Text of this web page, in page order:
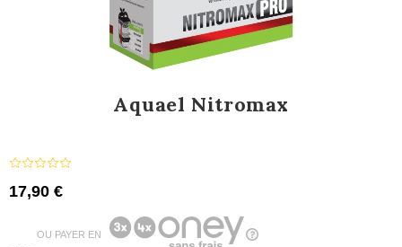
Aquael Nitromax
17,90 €
OU PAYER EN